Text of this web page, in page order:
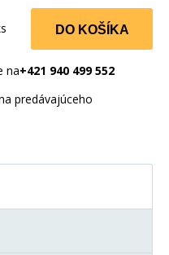
DO KOŠÍKA
na+421 940 499 552
predávajúceho